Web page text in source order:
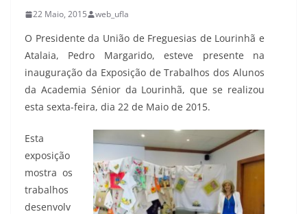
22 Maio, 2015 web_ufla
O Presidente da União de Freguesias de Lourinhã e
Atalaia, Pedro Margarido, esteve presente na
inauguração da Exposição de Trabalhos dos Alunos
da Academia Sénior da Lourinhã, que se realizou
esta sexta-feira, dia 22 de Maio de 2015.
Esta
exposição
mostra os
trabalhos
desenvolv